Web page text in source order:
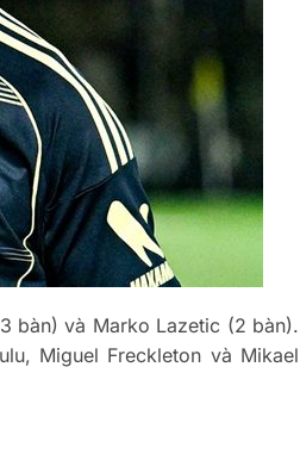
bàn) và Marko Lazetic (2 bàn).
Miguel Freckleton và Mikael